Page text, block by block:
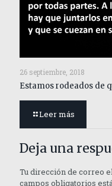
26 septiembre, 2018
Estamos rodeados de
Leer más
Deja una
Tu dirección de correo
campos obligatorios